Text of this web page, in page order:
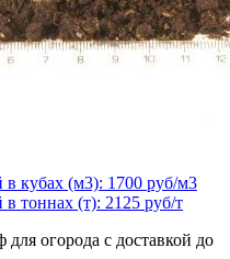
в кубах (м3): 1700 руб/м3
тоннах (т): 2125 руб/т
огорода с доставкой до